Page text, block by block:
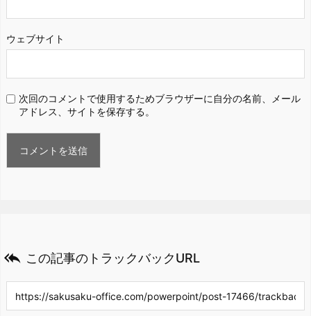
ウェブサイト
次回のコメントで使用するためブラウザーに自分の名前、メール
アドレス、サイトを保存する。
 この記事のトラックバックURL